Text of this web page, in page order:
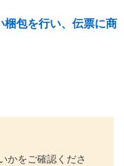
梱包を行い、伝票に商
かをご確認くださ